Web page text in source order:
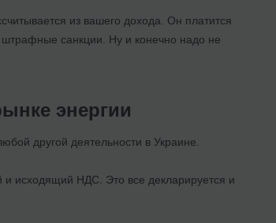
из вашего дохода. Он платится
штрафные санкции. Ну и конечно надо не
энергии
другой деятельности в Украине.
и исходящий НДС. Это все декларируется и